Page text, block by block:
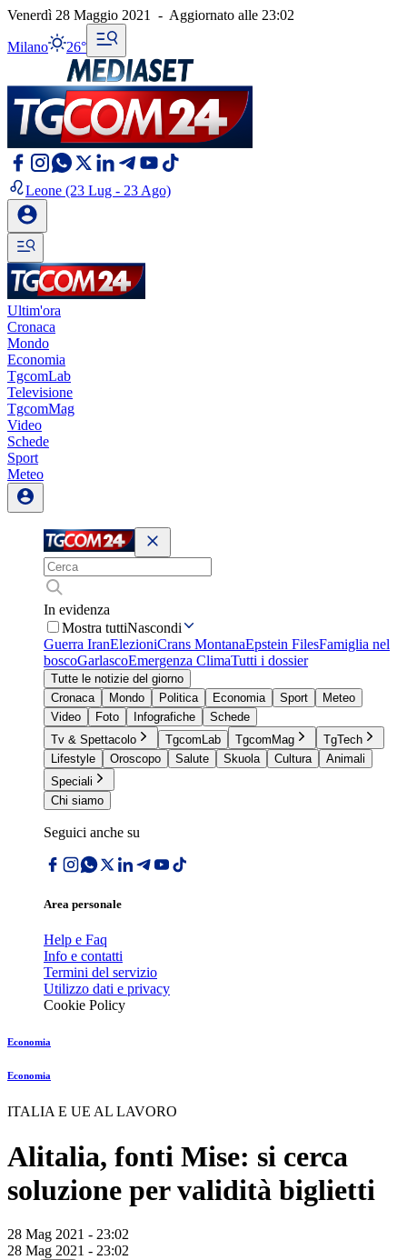
Venerdì 28 Maggio 2021 - Aggiornato alle 23:02
Milano 26°
Leone (23 Lug - 23 Ago)
Ultim'ora
Cronaca
Mondo
Economia
TgcomLab
Televisione
TgcomMag
Video
Schede
Sport
Meteo
In evidenza
Mostra tuttiNascondi
Guerra IranElezioniCrans MontanaEpstein FilesFamiglia nel
boscoGarlascoEmergenza ClimaTutti i dossier
Tutte le notizie del giorno
Cronaca
Mondo Politica Economia Sport
Meteo
Video
Foto Infografiche
Schede
Tv & Spettacolo
TgcomLab TgcomMag
TgTech
Lifestyle
Oroscopo Salute Skuola Cultura
Animali
Speciali
Chi siamo
Seguici anche su
Area personale
Help e Faq
Info e contatti
Termini del servizio
Utilizzo dati e privacy
Cookie Policy
Economia
Economia
ITALIA E UE AL LAVORO
Alitalia, fonti Mise: si cerca
soluzione per validità biglietti
28 Mag 2021 - 23:02
28 Mag 2021 - 23:02